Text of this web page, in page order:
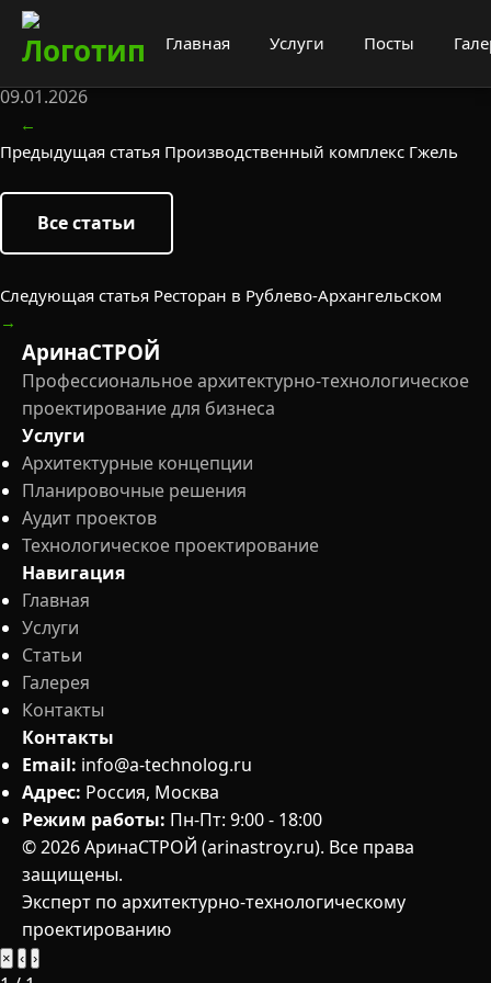
Главная Услуги Посты
Фабрика-кухня сети ресторанов в
Химках
09.01.2026
←
Предыдущая статья Производственный комплекс Гжель
Все статьи
Следующая статья Ресторан в Рублево-Архангельском
→
АринаСТРОЙ
Профессиональное архитектурно-технологическое
проектирование для бизнеса
Услуги
Архитектурные концепции
Планировочные решения
Аудит проектов
Технологическое проектирование
Навигация
Главная
Услуги
Статьи
Галерея
Контакты
Контакты
Email: info@a-technolog.ru
Адрес: Россия, Москва
Режим работы: Пн-Пт: 9:00 - 18:00
© 2026 АринаСТРОЙ (arinastroy.ru). Все права
защищены.
Эксперт по архитектурно-технологическому
проектированию
× ‹ ›